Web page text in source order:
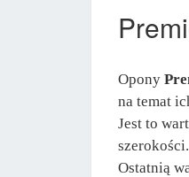
Opony
na temat
Jest to
Ostatnią